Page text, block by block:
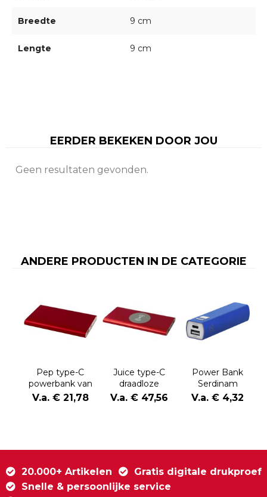
Breedte 9 cm
Lengte 9 cm
EERDER BEKEKEN DOOR JOU
Geen resultaten gevonden.
ANDERE PRODUCTEN IN DE CATEGORIE
Pep type-C
powerbank van
4000 mAh van
gerecycled
V.a. € 21,78
Juice type-C
draadloze
powerbank van
8000 mAh van
V.a. € 47,56
Power Bank
Serdinam
V.a. € 4,32
20.000+ Artikelen
Gratis digitale drukproef
Snelle & persoonlijke service